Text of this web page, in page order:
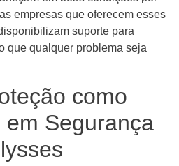
empresas que oferecem esses
suporte para
que qualquer problema seja
como
em Segurança